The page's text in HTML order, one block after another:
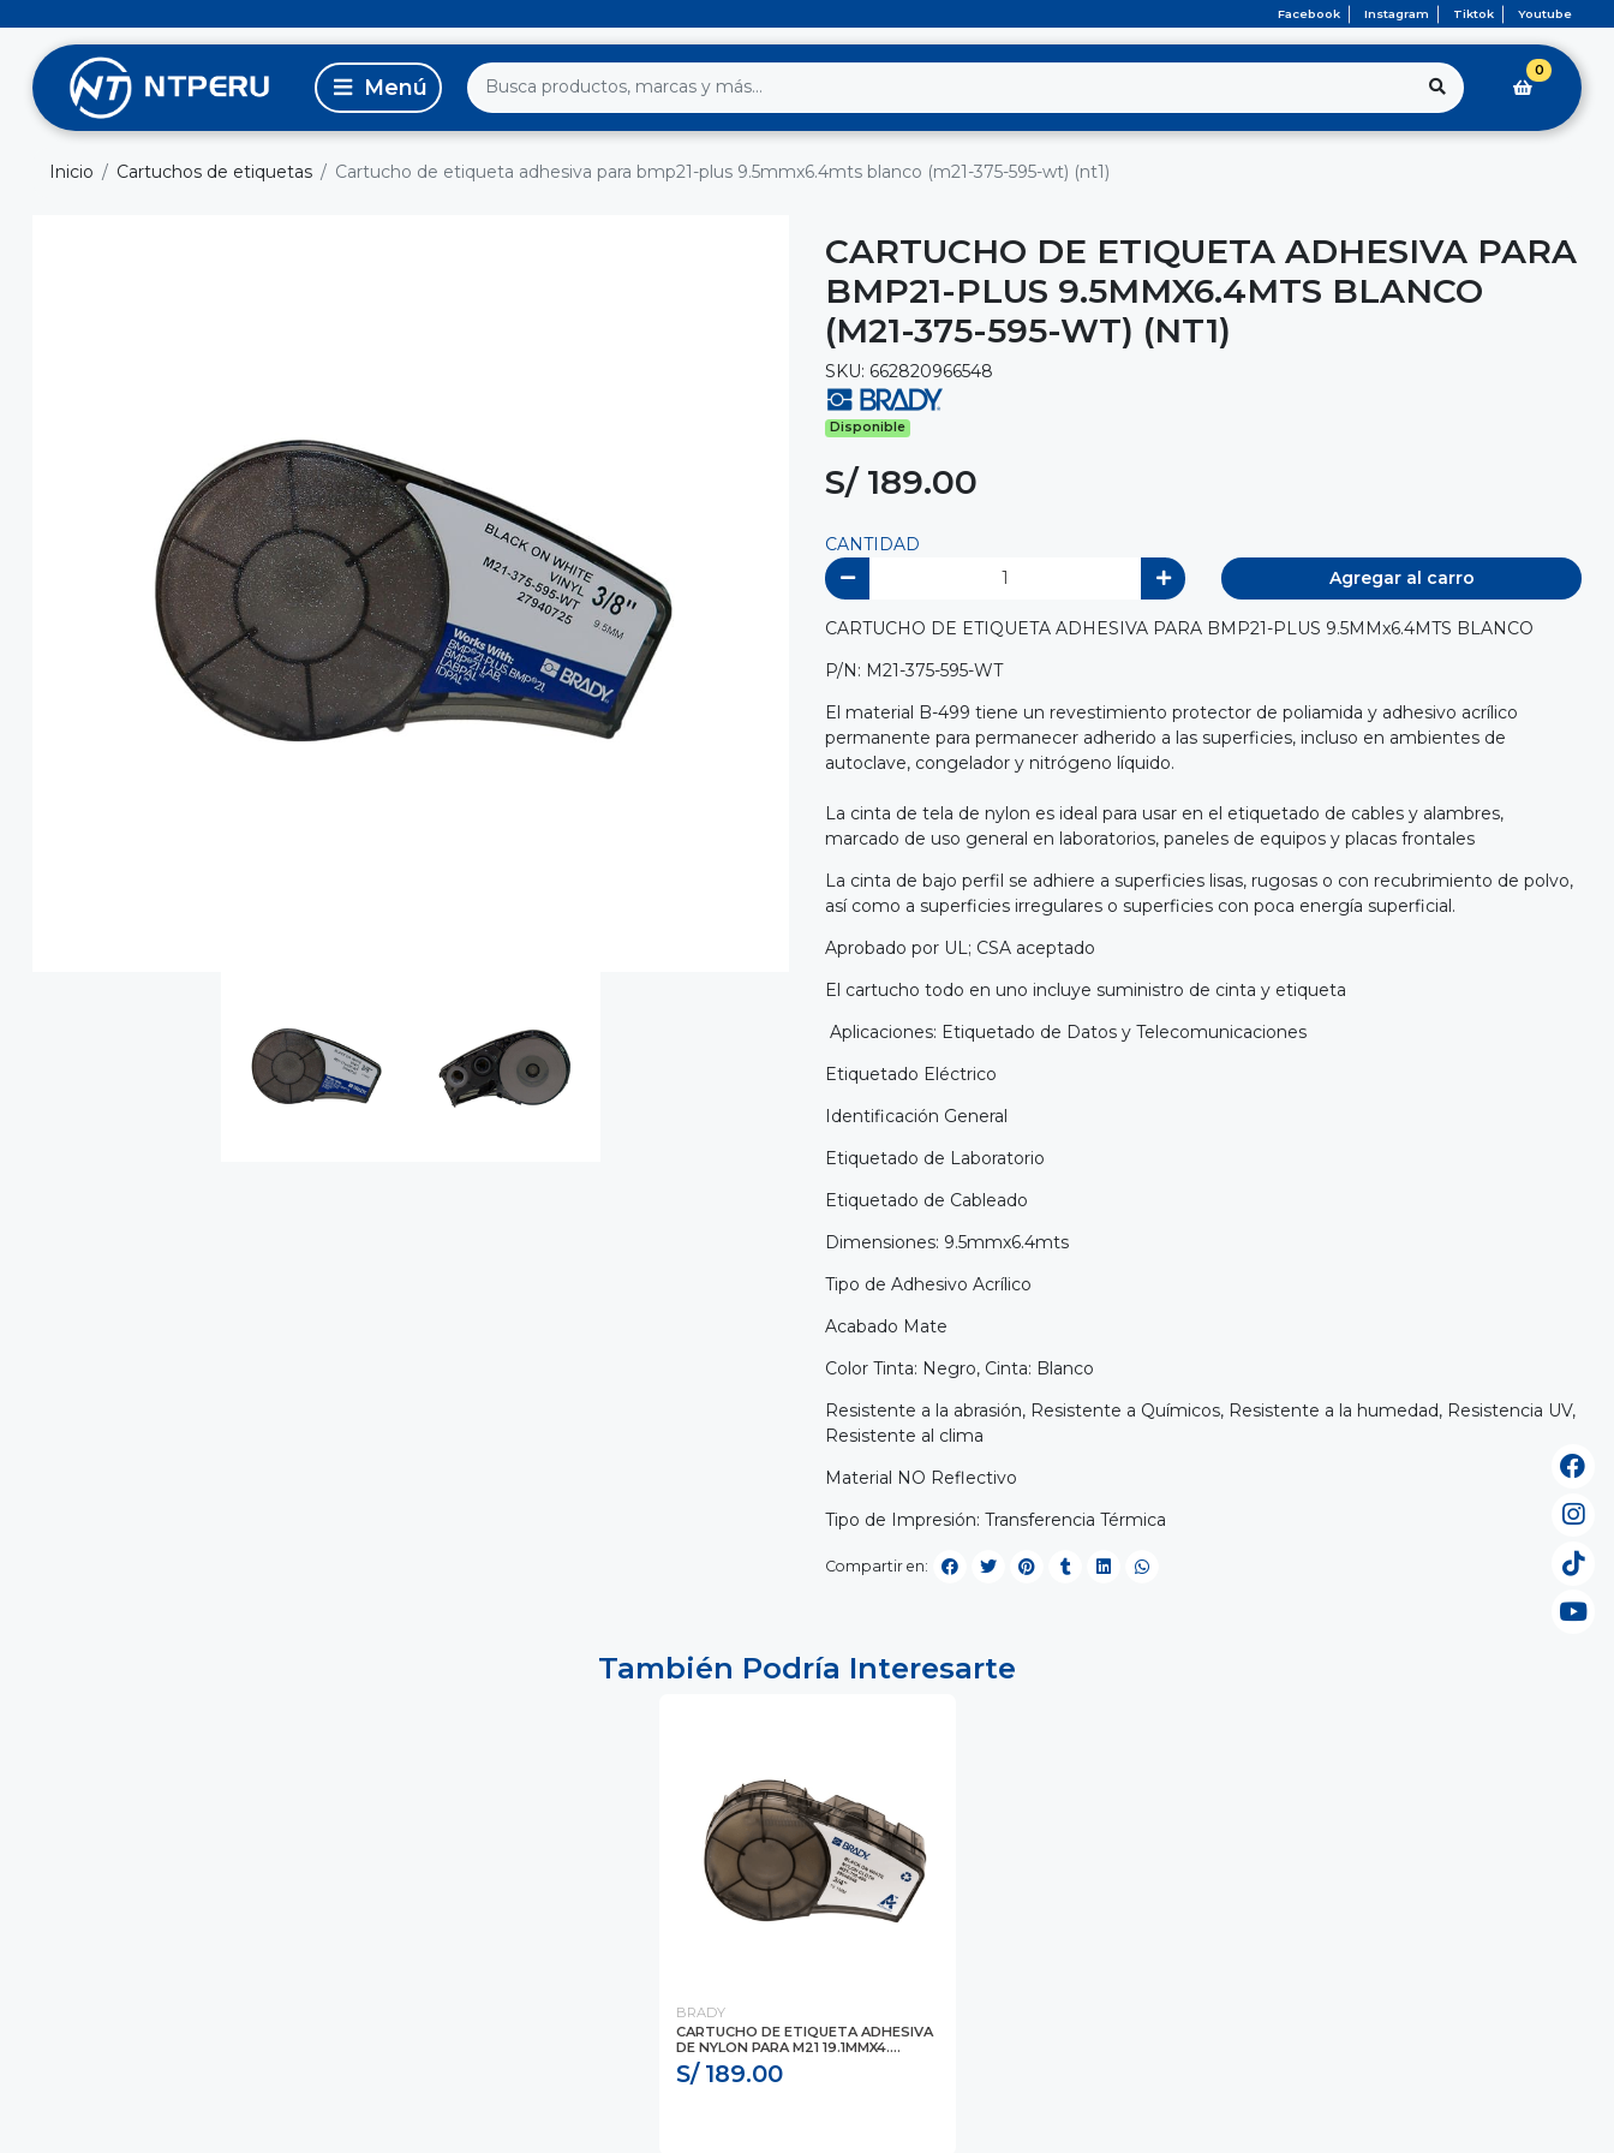
Facebook Instagram Tiktok Youtube
0
Inicio Cartuchos de etiquetas Cartucho de etiqueta adhesiva para bmp21-plus 9.5mmx6.4mts blanco (m21-375-595-wt) (nt1)
CARTUCHO DE ETIQUETA ADHESIVA PARA
BMP21-PLUS 9.5MMX6.4MTS BLANCO
(M21-375-595-WT) (NT1)
SKU: 662820966548
Disponible
S/ 189.00
CANTIDAD
Agregar al carro
CARTUCHO DE ETIQUETA ADHESIVA PARA BMP21-PLUS 9.5MMx6.4MTS BLANCO
P/N: M21-375-595-WT
El material B-499 tiene un revestimiento protector de poliamida y adhesivo acrílico
permanente para permanecer adherido a las superficies, incluso en ambientes de
autoclave, congelador y nitrógeno líquido.
La cinta de tela de nylon es ideal para usar en el etiquetado de cables y alambres,
marcado de uso general en laboratorios, paneles de equipos y placas frontales
La cinta de bajo perfil se adhiere a superficies lisas, rugosas o con recubrimiento de polvo,
así como a superficies irregulares o superficies con poca energía superficial.
Aprobado por UL; CSA aceptado
El cartucho todo en uno incluye suministro de cinta y etiqueta
Aplicaciones: Etiquetado de Datos y Telecomunicaciones
Etiquetado Eléctrico
Identificación General
Etiquetado de Laboratorio
Etiquetado de Cableado
Dimensiones: 9.5mmx6.4mts
Tipo de Adhesivo Acrílico
Acabado Mate
Color Tinta: Negro, Cinta: Blanco
Resistente a la abrasión, Resistente a Químicos, Resistente a la humedad, Resistencia UV,
Resistente al clima
Material NO Reflectivo
Tipo de Impresión: Transferencia Térmica
Compartir en:
También Podría Interesarte
BRADY
CARTUCHO DE ETIQUETA ADHESIVA
DE NYLON PARA M21 19.1MMX4....
S/ 189.00